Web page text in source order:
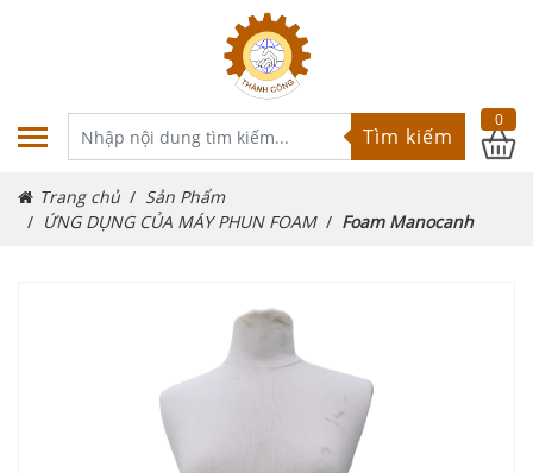
Tìm kiếm
0
Trang chủ
Sản Phẩm
ỨNG DỤNG CỦA MÁY PHUN FOAM
Foam Manocanh